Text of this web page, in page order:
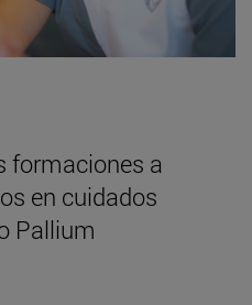
formaciones a
en cuidados
Pallium